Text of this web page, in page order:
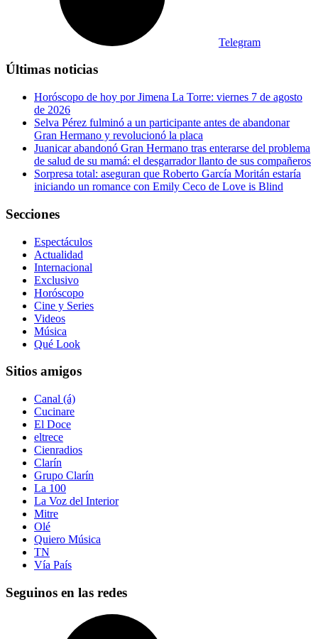
Telegram
Últimas noticias
Horóscopo de hoy por Jimena La Torre: viernes 7 de agosto
de 2026
Selva Pérez fulminó a un participante antes de abandonar
Gran Hermano y revolucionó la placa
Juanicar abandonó Gran Hermano tras enterarse del problema
de salud de su mamá: el desgarrador llanto de sus compañeros
Sorpresa total: aseguran que Roberto García Moritán estaría
iniciando un romance con Emily Ceco de Love is Blind
Secciones
Espectáculos
Actualidad
Internacional
Exclusivo
Horóscopo
Cine y Series
Videos
Música
Qué Look
Sitios amigos
Canal (á)
Cucinare
El Doce
eltrece
Cienradios
Clarín
Grupo Clarín
La 100
La Voz del Interior
Mitre
Olé
Quiero Música
TN
Vía País
Seguinos en las redes